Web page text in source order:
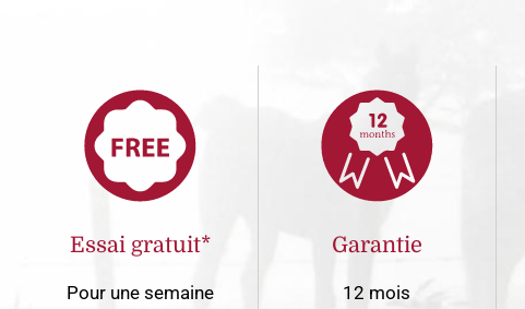
Essai gratuit*
Pour une semaine
Garantie
12 mois